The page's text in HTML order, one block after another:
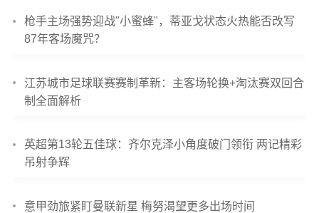
枪手主场强势迎战"小蜜蜂"，蒂亚戈状态火热能否改写
87年客场魔咒？
江苏城市足球联赛赛制革新：主客场轮换+淘汰赛双回合
制全面解析
英超第13轮五佳球：齐尔克泽小角度破门领衔 两记精彩
吊射争辉
意甲劲旅紧盯曼联新星 梅努渴望更多出场时间